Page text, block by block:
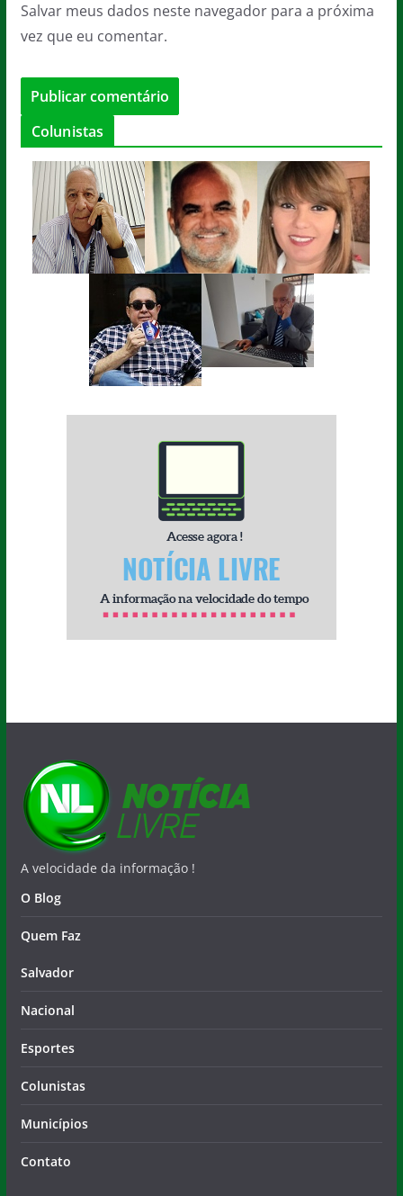
Salvar meus dados neste navegador para a próxima
vez que eu comentar.
Colunistas
A velocidade da informação !
O Blog
Quem Faz
Salvador
Nacional
Esportes
Colunistas
Municípios
Contato